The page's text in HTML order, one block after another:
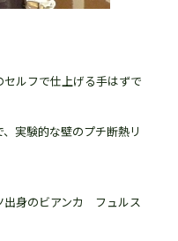
ルフで仕上げる手はずで
実験的な壁のプチ断熱リ
出身のビアンカ フュルス